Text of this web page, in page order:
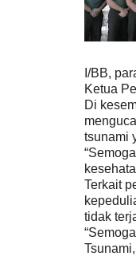
I/BB,
Ketua
Di
tsunami
Terkait
tidak